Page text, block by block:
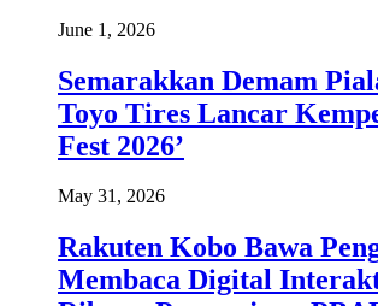
June 1, 2026
Semarakkan Demam
Toyo Tires Lancar
Fest 2026’
May 31, 2026
Rakuten Kobo Bawa
Membaca Digital